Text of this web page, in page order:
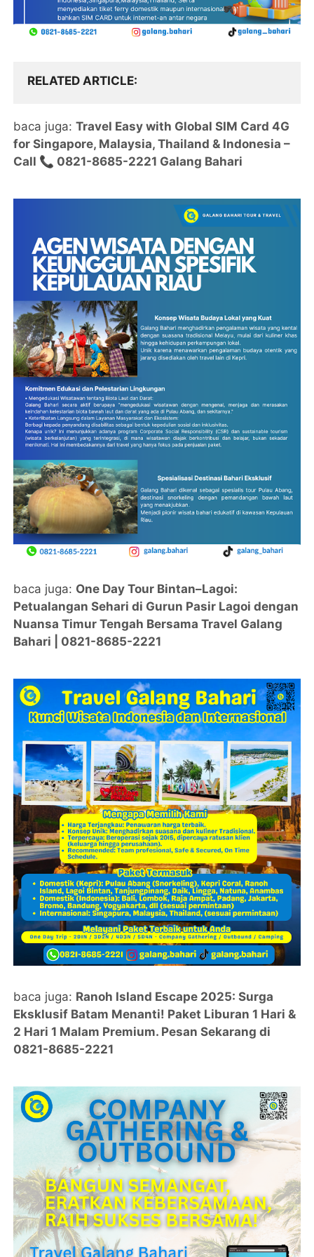
RELATED ARTICLE
baca juga:Travel Easy with Global SIM Card 4G
for Singapore, Malaysia, Thailand & Indonesia –
Call 📞 0821-8685-2221 Galang Bahari
baca juga: One Day Tour Bintan–Lagoi:
Petualangan Sehari di Gurun Pasir Lagoi dengan
Nuansa Timur Tengah Bersama Travel Galang
Bahari | 0821-8685-2221
baca juga: Ranoh Island Escape 2025: Surga
Eksklusif Batam Menanti! Paket Liburan 1 Hari &
2 Hari 1 Malam Premium. Pesan Sekarang di
0821-8685-2221